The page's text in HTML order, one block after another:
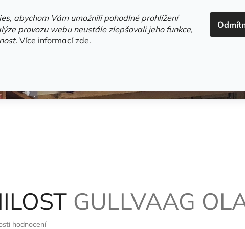
abychom Vám umožnili pohodlné prohlížení
provozu webu neustále zlepšovali jeho funkce,
Více informacízde.
HLEDAT
a bestsellery
GULLVAAG
hodnocení